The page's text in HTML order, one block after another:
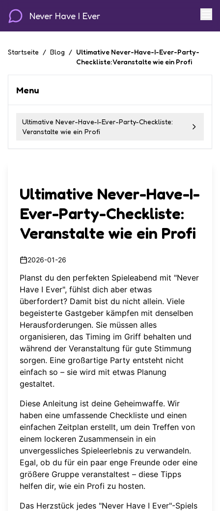
Never Have I Ever
Startseite / Blog / Ultimative Never-Have-I-Ever-Party-
Checkliste: Veranstalte wie ein Profi
Menu
Ultimative Never-Have-I-Ever-Party-Checkliste:
Veranstalte wie ein Profi
Ultimative Never-Have-I-
Ever-Party-Checkliste:
Veranstalte wie ein Profi
2026-01-26
Planst du den perfekten Spieleabend mit "Never
Have I Ever", fühlst dich aber etwas
überfordert? Damit bist du nicht allein. Viele
begeisterte Gastgeber kämpfen mit denselben
Herausforderungen. Sie müssen alles
organisieren, das Timing im Griff behalten und
während der Veranstaltung für gute Stimmung
sorgen. Eine großartige Party entsteht nicht
einfach so – sie wird mit etwas Planung
gestaltet.
Diese Anleitung ist deine Geheimwaffe. Wir
haben eine umfassende Checkliste und einen
einfachen Zeitplan erstellt, um dein Treffen von
einem lockeren Zusammensein in ein
unvergessliches Spieleerlebnis zu verwandeln.
Egal, ob du für ein paar enge Freunde oder eine
größere Gruppe veranstaltest – diese Tipps
helfen dir, wie ein Profi zu hosten.
Das Herzstück jedes "Never Have I Ever"-Spiels